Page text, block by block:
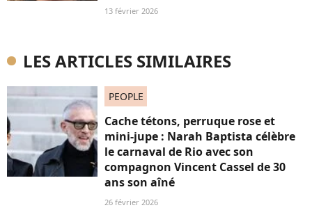
13 février 2026
LES ARTICLES SIMILAIRES
PEOPLE
Cache tétons, perruque rose et
mini-jupe : Narah Baptista célèbre
le carnaval de Rio avec son
compagnon Vincent Cassel de 30
ans son aîné
26 février 2026